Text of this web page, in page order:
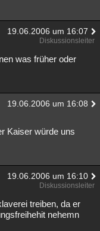
19.06.2006 um 16:07
Diskussionsleiter
was früher oder
19.06.2006 um 16:08
Kaiser würde uns
19.06.2006 um 16:10
Diskussionsleiter
treiben, da er
nehemn